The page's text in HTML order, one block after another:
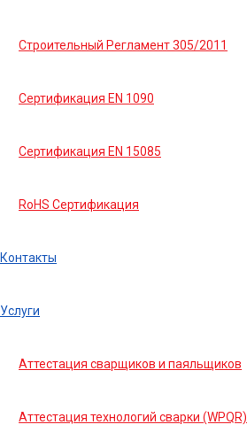
Строительный Регламент 305/2011
Сертификация EN 1090
Сертификация EN 15085
RoHS Сертификация
Контакты
Услуги
Аттестация сварщиков и паяльщиков
Аттестация технологий сварки (WPQR)